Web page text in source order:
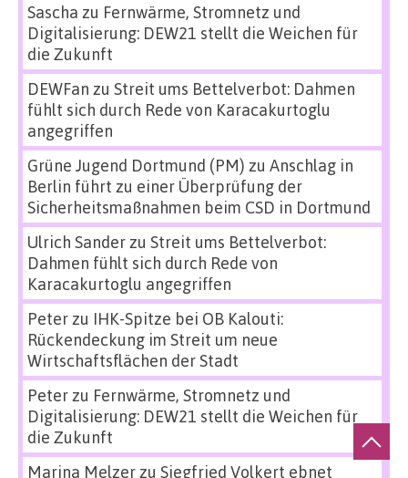
Sascha zu Fernwärme, Stromnetz und
Digitalisierung: DEW21 stellt die Weichen für
die Zukunft
DEWFan zu Streit ums Bettelverbot: Dahmen
fühlt sich durch Rede von Karacakurtoglu
angegriffen
Grüne Jugend Dortmund (PM) zu Anschlag in
Berlin führt zu einer Überprüfung der
Sicherheitsmaßnahmen beim CSD in Dortmund
Ulrich Sanderzu Streit ums Bettelverbot:
Dahmen fühlt sich durch Rede von
Karacakurtoglu angegriffen
Peterzu IHK-Spitze bei OB Kalouti:
Rückendeckung im Streit um neue
Wirtschaftsflächen der Stadt
Peterzu Fernwärme, Stromnetz und
Digitalisierung: DEW21 stellt die Weichen für
die Zukunft
Marina Melzerzu Siegfried Volkert ebnet